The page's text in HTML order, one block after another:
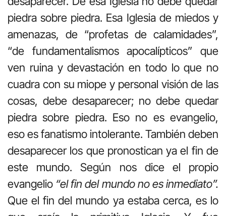
piedra sobre piedra. Esa Iglesia de miedos y
amenazas, de “profetas de calamidades”,
“de fundamentalismos apocalípticos” que
ven ruina y devastación en todo lo que no
cuadra con su miope y personal visión de las
cosas, debe desaparecer; no debe quedar
piedra sobre piedra. Eso no es evangelio,
eso es fanatismo intolerante. También deben
desaparecer los que pronostican ya el fin de
este mundo. Según nos dice el propio
evangelio “el fin del mundo no es inmediato”.
Que el fin del mundo ya estaba cerca, es lo